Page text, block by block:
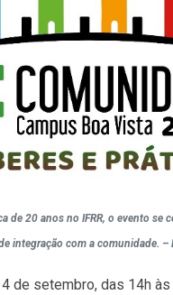
de 20 anos no IFRR, o evento se
integração com a comunidade. –
de setembro, das 14h às